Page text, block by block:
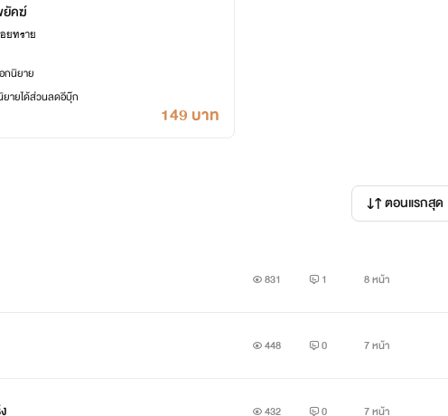
ยัคฆ์
ทราย
กนิยาย
ายได้ส่วนลดอีบุ๊ก
149 บาท
ตอนแรกสุด
831 1 8 หน้า
448 0 7 หน้า
432 0 7 หน้า